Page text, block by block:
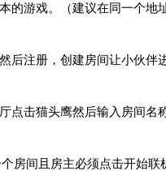
的游戏。（建议在同一个
后注册，创建房间让小伙
点击猫头鹰然后输入房间名
房间且房主必须点击开始联